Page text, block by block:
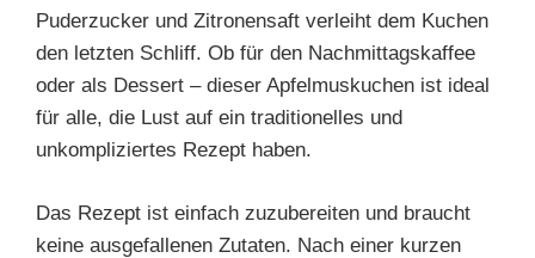
Puderzucker und Zitronensaft verleiht dem Kuchen
den letzten Schliff. Ob für den Nachmittagskaffee
oder als Dessert – dieser Apfelmuskuchen ist ideal
für alle, die Lust auf ein traditionelles und
unkompliziertes Rezept haben.
Das Rezept ist einfach zuzubereiten und braucht
keine ausgefallenen Zutaten. Nach einer kurzen